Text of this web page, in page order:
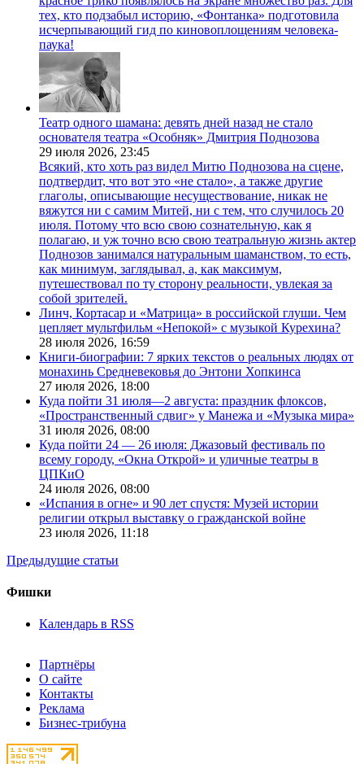
тех, кто подзабыл историю, «Фонтанка» подготовила
исчерпывающий гид по киновоплощениям человека-
паука!
Театр одного шамана: девять дней назад не стало
основателя театра «Особняк» Дмитрия Поднозова
29 июля 2026, 23:45
Всякий, кто хоть раз видел Митю Поднозова на сцене,
подтвердит, что вот это «не стало», а также другие
глаголы, описывающие несуществование, никак не
вяжутся ни с самим Митей, ни с тем, что случилось 20
июля. Потому что всю свою сознательную, как я
полагаю, и уж точно всю свою театральную жизнь актер
Поднозов занимался натуральным шаманством, то есть,
как минимум, заглядывал, а, как максимум,
путешествовал по ту сторону реальности, увлекая за
собой зрителей.
Линч, Кортасар и «Матрица» в российской глуши. Чем
цепляет мультфильм «Непокой» с музыкой Курехина?
28 июля 2026, 16:59
Книги-биографии: 7 ярких текстов о реальных людях от
монахинь Средневековья до Энтони Хопкинса
27 июля 2026, 18:00
Куда пойти 31 июля—2 августа: праздник флоксов,
«Пространственный сдвиг» у Манежа и «Музыка мира»
31 июля 2026, 08:00
Куда пойти 24 — 26 июля: Джазовый фестиваль по
всему городу, «Окна Открой» и уличные театры в
ЦПКиО
24 июля 2026, 08:00
«Испания в огне» и 90 лет спустя: Музей истории
религии открыл выставку о гражданской войне
23 июля 2026, 11:18
Предыдущие статьи
Фишки
Календарь в RSS
Партнёры
О сайте
Контакты
Реклама
Бизнес-трибуна